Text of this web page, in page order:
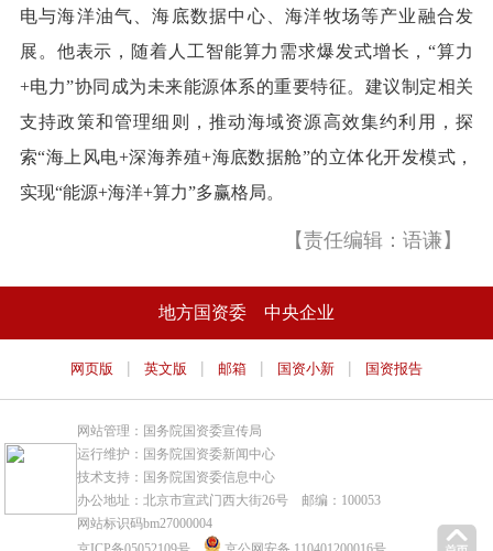
电与海洋油气、海底数据中心、海洋牧场等产业融合发
展。他表示，随着人工智能算力需求爆发式增长，“算力
+电力”协同成为未来能源体系的重要特征。建议制定相关
支持政策和管理细则，推动海域资源高效集约利用，探
索“海上风电+深海养殖+海底数据舱”的立体化开发模式，
实现“能源+海洋+算力”多赢格局。
【责任编辑：语谦】
地方国资委 中央企业
网页版 | 英文版 | 邮箱 | 国资小新 | 国资报告
网站管理：国务院国资委宣传局
运行维护：国务院国资委新闻中心
技术支持：国务院国资委信息中心
办公地址：北京市宣武门西大街26号 邮编：100053
网站标识码bm27000004